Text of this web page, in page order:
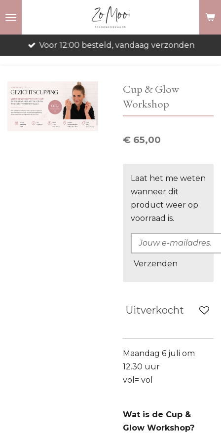
Voor 12:00 besteld, vandaag verzonden
Cup & Glow
Workshop
€ 65,00
Laat het me weten
wanneer dit
product weer op
voorraad is.
Verzenden
Uitverkocht
Maandag 6 juli om
12.30 uur
vol= vol
Wat is de Cup &
Glow Workshop?